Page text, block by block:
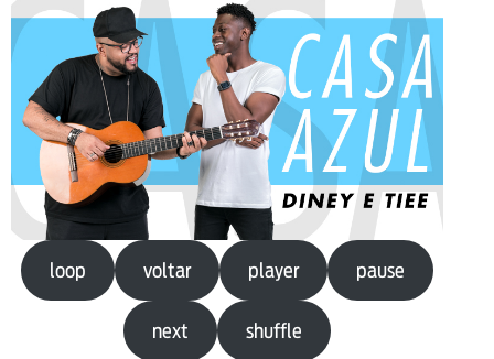
loop voltar player pause
next shuffle